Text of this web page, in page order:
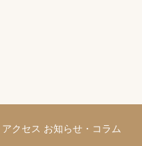
アクセス お知らせ・コラム